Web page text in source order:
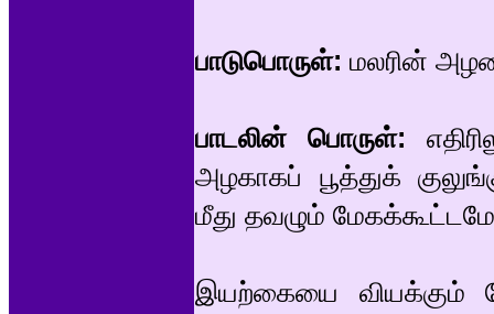
பாடுபொருள்: மலரின்
பாடலின் பொருள்:
அழகாகப் பூத்துக்
மீது தவழும்
இயற்கையை வியக்கும்